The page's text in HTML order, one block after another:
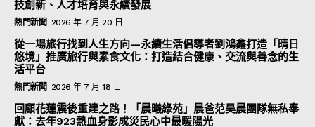
技創新、人才培育與永續發展
熱門新聞 2026 年 7 月 20 日
從一場旅行找到人生方向—永續生活倡導者劉鴻鑫打造「晴日
悠境」推廣旅行與素食文化：打造結合健康、交流與善念的生
活平台
熱門新聞 2026 年 7 月 18 日
回顧花蓮震後重建之路！「晨曦綠苑」晨爸范昊晨團隊無私奉
獻：去年923熱血身影成災民心中最暖陽光